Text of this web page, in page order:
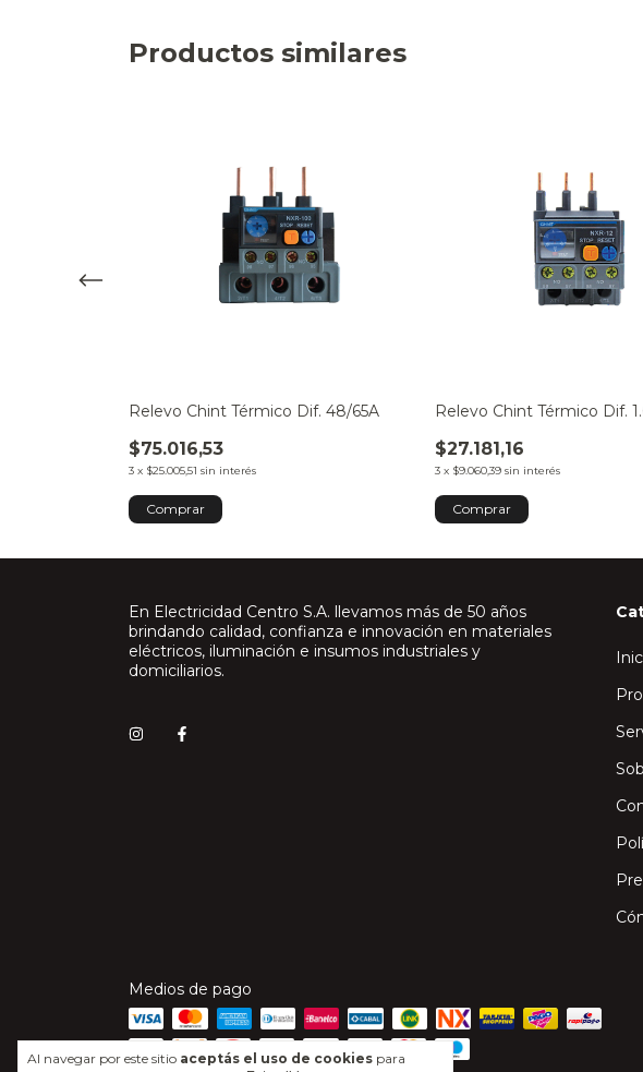
Al navegar por este sitio aceptás el uso de cookies para
Productos similares
Relevo Chint Térmico Dif. 48/65A
$75.016,53
3 x $25.005,51 sin interés
Relevo Chint Térmico Dif.
$27.181,16
3 x $9.060,39 sin interés
En Electricidad Centro S.A. llevamos más de 50 años
brindando calidad, confianza e innovación en materiales
eléctricos, iluminación e insumos industriales y
domiciliarios.
Medios de pago